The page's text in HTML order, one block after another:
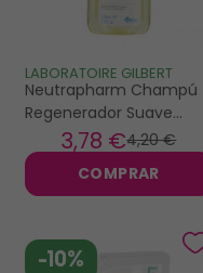
LABORATOIRE GILBERT
Neutrapharm Champú
Regenerador Suave
Todo el Cabello 250ml
4,20 €
3,78 €
COMPRAR
-10%